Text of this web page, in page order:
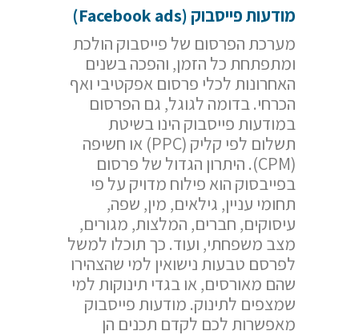
מודעות פייסבוק (Facebook ads
)
מערכת הפרסום של פייסבוק הולכת
ומתפתחת כל הזמן, והפכה בשנים
האחרונות לכלי פרסום אפקטיבי ואף
הכרחי. בדומה לגוגל, גם הפרסום
במודעות פייסבוק הינו בשיטת
תשלום לפי קליק (PPC) או חשיפה
(CPM). היתרון הגדול של פרסום
בפייבסוק הוא פילוח מדויק על פי
תחומי עניין, גילאים, מין, שפה,
עיסוקים, חברים, המלצות, מגורים,
מצב משפחתי, ועוד. כך תוכלו למשל
לפרסם טבעות נישואין למי שהצהירו
שהם מאורסים, או בגדי תינוקות למי
שמצפים לתינוק. מודעות פייסבוק
מאפשרות לכם לקדם תכנים הן